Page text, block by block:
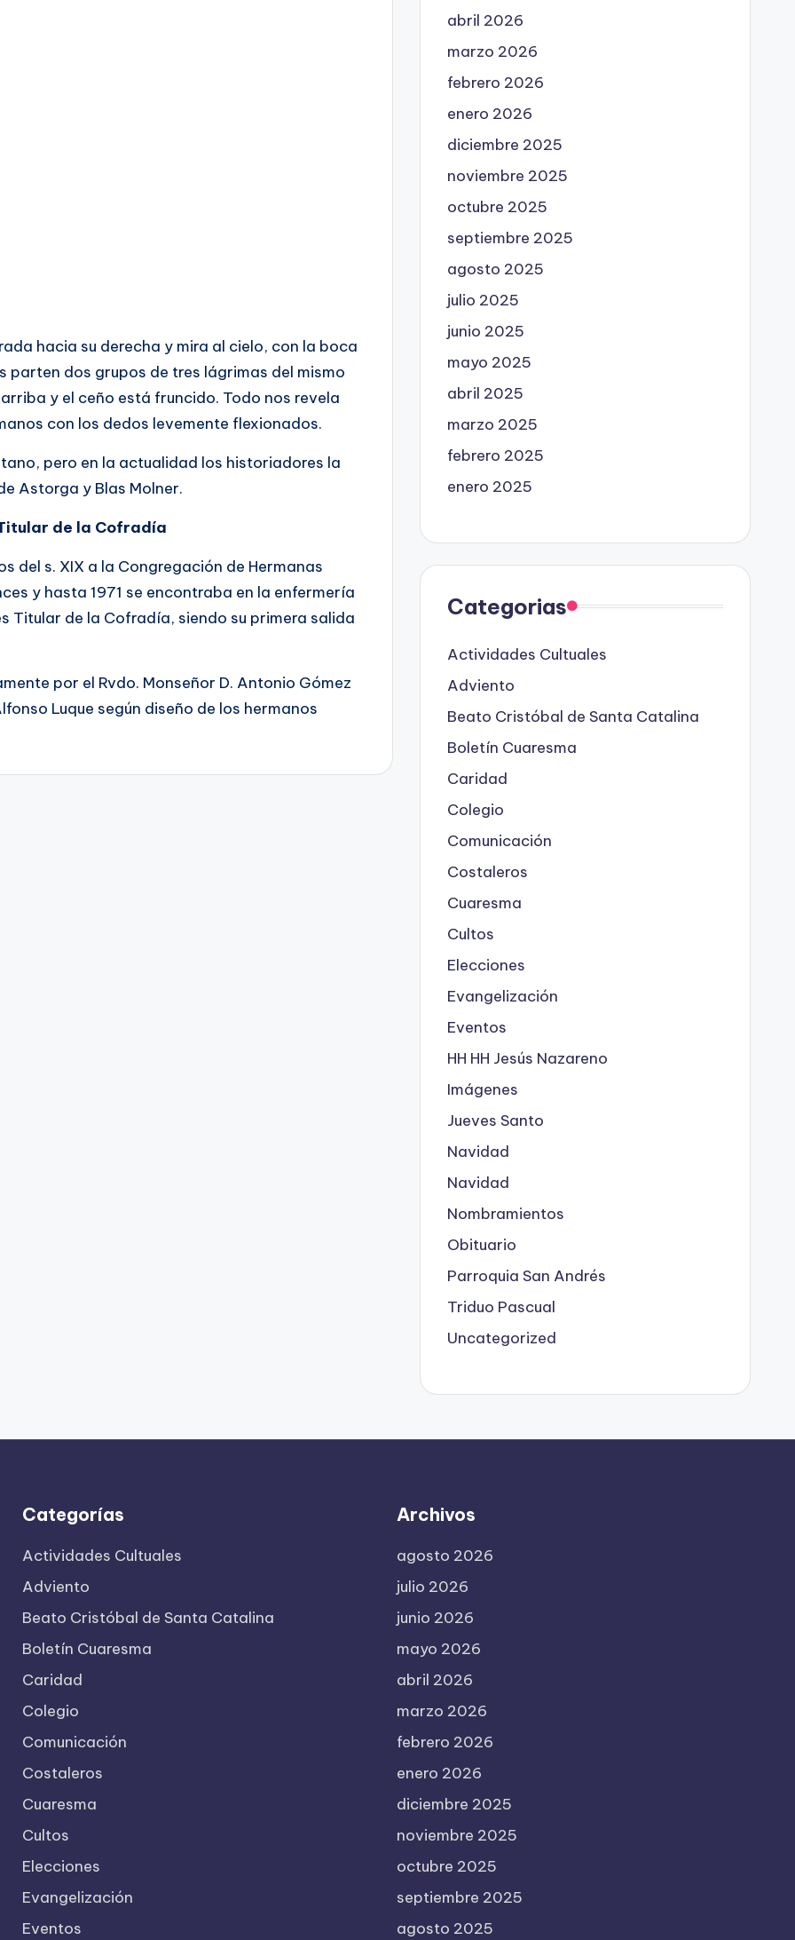
hacia su derecha y mira al cielo, con la boca
parten dos grupos de tres lágrimas del mismo
y el ceño está fruncido. Todo nos revela
con los dedos levemente flexionados.
pero en la actualidad los historiadores la
Astorga y Blas Molner.
de la Cofradía
del s. XIX a la Congregación de Hermanas
y hasta 1971 se encontraba en la enfermería
Titular de la Cofradía, siendo su primera salida
por el Rvdo. Monseñor D. Antonio Gómez
Luque según diseño de los hermanos
abril 2026
marzo 2026
febrero 2026
enero 2026
diciembre 2025
noviembre 2025
octubre 2025
septiembre 2025
agosto 2025
julio 2025
junio 2025
mayo 2025
abril 2025
marzo 2025
febrero 2025
enero 2025
Categorias
Actividades Cultuales
Adviento
Beato Cristóbal de Santa Catalina
Boletín Cuaresma
Caridad
Colegio
Comunicación
Costaleros
Cuaresma
Cultos
Elecciones
Evangelización
Eventos
HH HH Jesús Nazareno
Imágenes
Jueves Santo
Navidad
Navidad
Nombramientos
Obituario
Parroquia San Andrés
Triduo Pascual
Uncategorized
Categorías
Actividades Cultuales
Adviento
Beato Cristóbal de Santa Catalina
Boletín Cuaresma
Caridad
Colegio
Comunicación
Costaleros
Cuaresma
Cultos
Elecciones
Evangelización
Eventos
Archivos
agosto 2026
julio 2026
junio 2026
mayo 2026
abril 2026
marzo 2026
febrero 2026
enero 2026
diciembre 2025
noviembre 2025
octubre 2025
septiembre 2025
agosto 2025